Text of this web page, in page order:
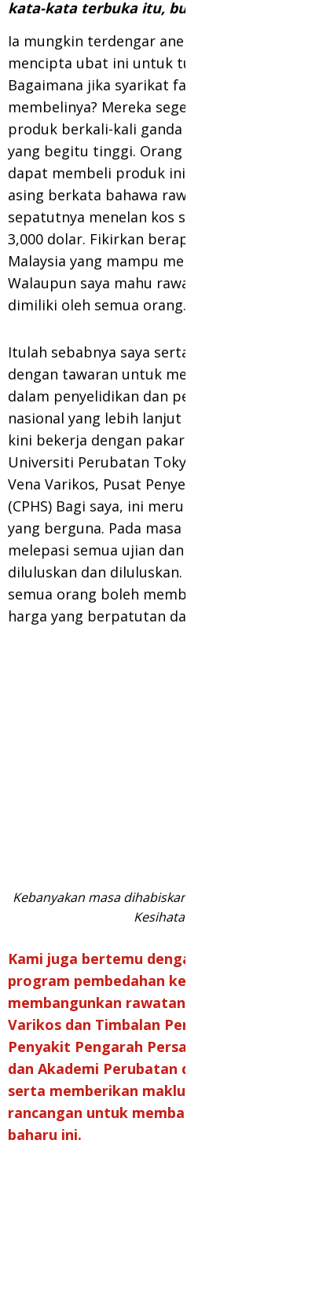
kata-kata terbuka itu, bukan?
Ia mungkin terdengar aneh, tetapi jika saya
mencipta ubat ini untuk tujuan menjualnya.
Bagaimana jika syarikat farmaseutikal asing
membelinya? Mereka segera menaikkan harga
produk berkali-kali ganda dan dengan harga
yang begitu tinggi. Orang ramai tidak akan
dapat membeli produk ini. Seorang pakar
asing berkata bahawa rawatan sedemikian
sepatutnya menelan kos sekurang-kurangnya
3,000 dolar. Fikirkan berapa ramai orang di
Malaysia yang mampu membelinya?
Walaupun saya mahu rawatan ini mampu
dimiliki oleh semua orang.
Itulah sebabnya saya serta-merta bersetuju
dengan tawaran untuk mengambil bahagian
dalam penyelidikan dan pembangunan
nasional yang lebih lanjut bagi ubat itu. Saya
kini bekerja dengan pakar terbaik dari
Universiti Perubatan Tokyo, Persatuan Pakar
Vena Varikos, Pusat Penyelidikan Kesihatan
(CPHS) Bagi saya, ini merupakan pengalaman
yang berguna. Pada masa ini, ubat itu telah
melepasi semua ujian dan ujian, telah
diluluskan dan diluluskan. Paling penting,
semua orang boleh membeli produk pada
harga yang berpatutan dan kos efektif.
Kebanyakan masa dihabiskan di Pusat Penyelidikan
Kesihatan.
Kami juga bertemu dengan pakar dalam
program pembedahan kebangsaan untuk
membangunkan rawatan ini. Pakar Vena
Varikos dan Timbalan Pengarah Institut
Penyakit Pengarah Persatuan Vena Varikos
dan Akademi Perubatan dan telah mengulas
serta memberikan maklumat tentang
rancangan untuk membangunkan produk
baharu ini.